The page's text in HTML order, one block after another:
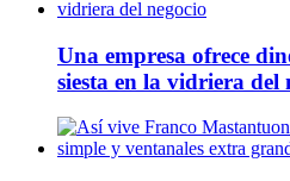
Una empresa ofrece
siesta en la vidriera del